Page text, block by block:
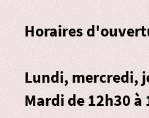
Horaires
Lundi, mercredi,
Mardi de 12h30 à